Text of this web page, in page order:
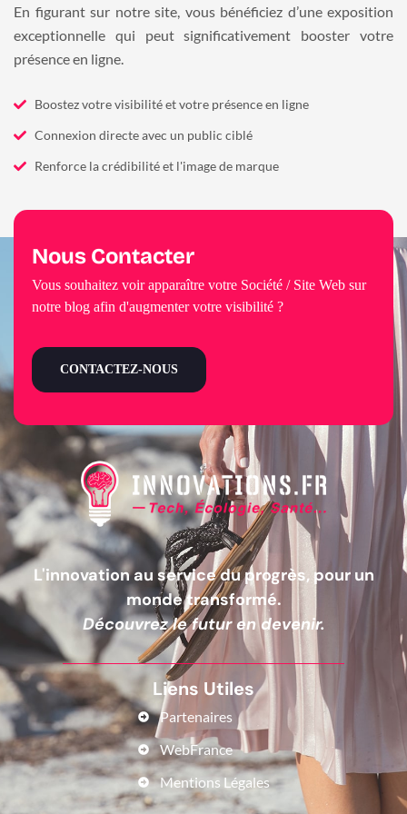
En figurant sur notre site, vous bénéficiez d’une exposition
exceptionnelle qui peut significativement booster votre
présence en ligne.
Boostez votre visibilité et votre présence en ligne
Connexion directe avec un public ciblé
Renforce la crédibilité et l'image de marque
L'innovation au service du progrès, pour un
monde transformé.
Découvrez le futur en devenir.
Liens Utiles
Partenaires
WebFrance
Mentions Légales
Nous Contacter
Vous souhaitez voir apparaître votre Société / Site Web sur
notre blog afin d'augmenter votre visibilité ?
CONTACTEZ-NOUS